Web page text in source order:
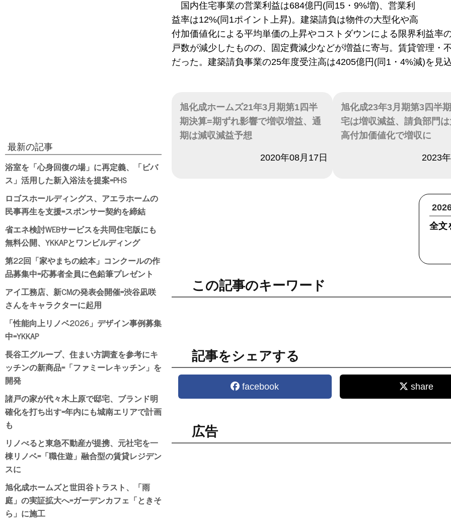
国内住宅事業の営業利益は684億円(同15・9%増)、営業利
益率は12%(同1ポイント上昇)。建築請負は物件の大型化や高
付加価値化による平均単価の上昇やコストダウンによる限界利益率
戸数が減少したものの、固定費減少などが増益に寄与。賃貸管理
だった。建築請負事業の25年度受注高は4205億円(同1・4%減)を見
旭化成ホームズ21年3月期第1四半
期決算=期ずれ影響で増収増益、通
期は減収減益予想
2020年08月17日
旭化成23年3月期第3四半
宅は増収減益、請負部門
高付加価値化で増収に
2023
全文
この記事のキーワード
記事をシェアする
facebook share
広告
最新の記事
浴室を「心身回復の場」に再定義、「ビバ
ス」活用した新入浴法を提案=PHS
ロゴスホールディングス、アエラホームの
民事再生を支援=スポンサー契約を締結
省エネ検討WEBサービスを共同住宅版にも
無料公開、YKKAPとワンビルディング
第22回「家やまちの絵本」コンクールの作
品募集中=応募者全員に色鉛筆プレゼント
アイ工務店、新CMの発表会開催=渋谷凪咲
さんをキャラクターに起用
「性能向上リノベ2026」デザイン事例募集
中=YKKAP
長谷工グループ、住まい方調査を参考にキ
ッチンの新商品=「ファミーレキッチン」を
開発
諸戸の家が代々木上原で邸宅、ブランド明
確化を打ち出す=年内にも城南エリアで計画
も
リノべると東急不動産が提携、元社宅を一
棟リノベ=「職住遊」融合型の賃貸レジデン
スに
旭化成ホームズと世田谷トラスト、「雨
庭」の実証拡大へ=ガーデンカフェ「ときそ
ら」に施工